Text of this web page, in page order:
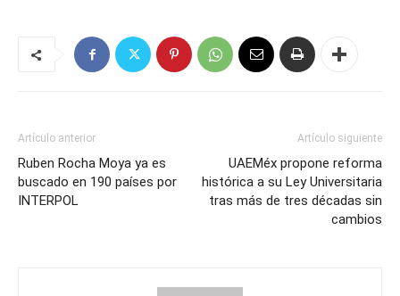
Artículo anterior
Ruben Rocha Moya ya es
buscado en 190 países por
INTERPOL
Artículo siguiente
UAEMéx propone reforma
histórica a su Ley Universitaria
tras más de tres décadas sin
cambios